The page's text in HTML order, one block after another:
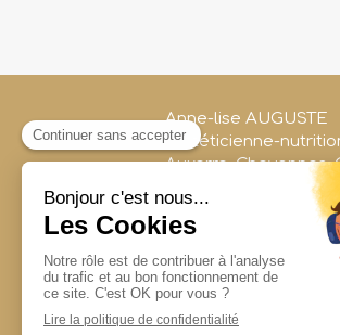
Anne-lise AUGUSTE
Diététicienne-
Auxerre, Chevannes,
7 Place de
89000
France
Afficher le téléphone